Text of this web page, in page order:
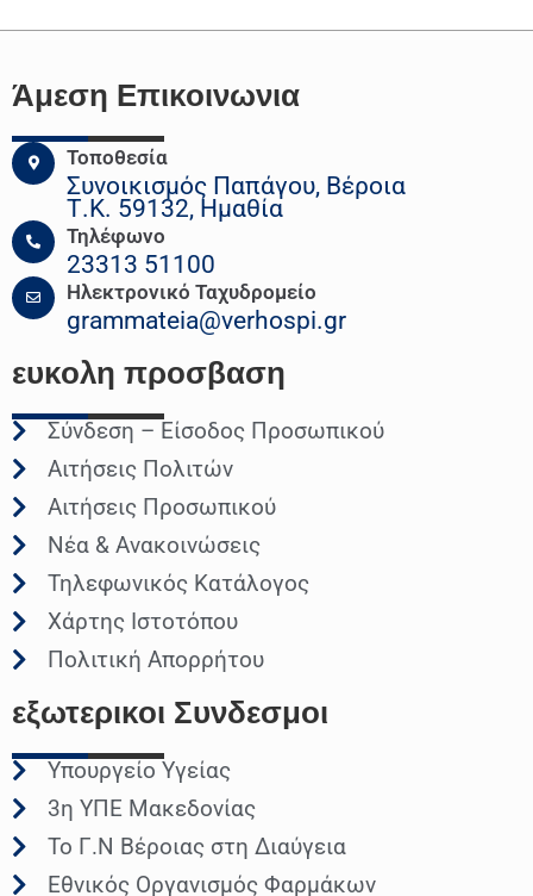
Άμεση Επικοινωνια
Τοποθεσία
Συνοικισμός Παπάγου, Βέροια
Τ.Κ. 59132, Ημαθία
Τηλέφωνο
23313 51100
Ηλεκτρονικό Ταχυδρομείο
grammateia@verhospi.gr
ευκολη προσβαση
Σύνδεση – Είσοδος Προσωπικού
Αιτήσεις Πολιτών
Αιτήσεις Προσωπικού
Νέα & Ανακοινώσεις
Τηλεφωνικός Κατάλογος
Χάρτης Ιστοτόπου
Πολιτική Απορρήτου
εξωτερικοι Συνδεσμοι
Υπουργείο Υγείας
3η ΥΠΕ Μακεδονίας
Το Γ.Ν Βέροιας στη Διαύγεια
Εθνικός Οργανισμός Φαρμάκων